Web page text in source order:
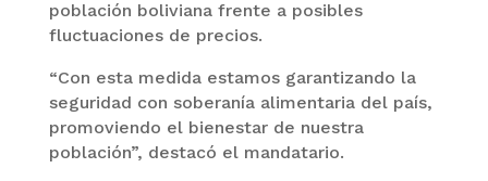
población boliviana frente a posibles
fluctuaciones de precios.
“Con esta medida estamos garantizando la
seguridad con soberanía alimentaria del país,
promoviendo el bienestar de nuestra
población”, destacó el mandatario.